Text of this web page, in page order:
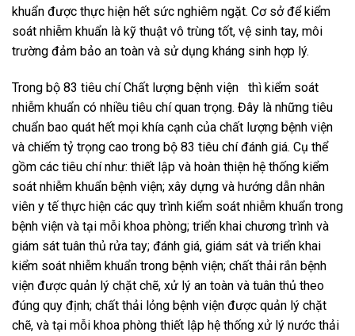
khuẩn được thực hiện hết sức nghiêm ngặt. Cơ sở để kiểm
soát nhiễm khuẩn là kỹ thuật vô trùng tốt, vệ sinh tay, môi
trường đảm bảo an toàn và sử dụng kháng sinh hợp lý.
Trong bộ 83 tiêu chí Chất lượng bệnh viện thì kiểm soát
nhiễm khuẩn có nhiều tiêu chí quan trọng. Đây là những tiêu
chuẩn bao quát hết mọi khía cạnh của chất lượng bệnh viện
và chiếm tỷ trọng cao trong bộ 83 tiêu chí đánh giá. Cụ thể
gồm các tiêu chí như: thiết lập và hoàn thiện hệ thống kiểm
soát nhiễm khuẩn bệnh viện; xây dựng và hướng dẫn nhân
viên y tế thực hiện các quy trình kiểm soát nhiễm khuẩn trong
bệnh viện và tại mỗi khoa phòng; triển khai chương trình và
giám sát tuân thủ rửa tay; đánh giá, giám sát và triển khai
kiểm soát nhiễm khuẩn trong bệnh viện; chất thải rắn bệnh
viện được quản lý chặt chẽ, xử lý an toàn và tuân thủ theo
đúng quy định; chất thải lỏng bệnh viện được quản lý chặt
chẽ, và tại mỗi khoa phòng thiết lập hệ thống xử lý nước thải